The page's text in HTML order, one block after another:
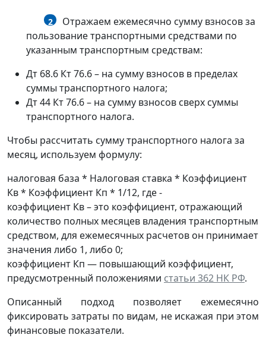
2
Отражаем ежемесячно сумму взносов за
пользование транспортными средствами по
указанным транспортным средствам:
Дт 68.6 Кт 76.6 – на сумму взносов в пределах
суммы транспортного налога;
Дт 44 Кт 76.6 – на сумму взносов сверх суммы
транспортного налога.
Чтобы рассчитать сумму транспортного налога за
месяц, используем формулу:
налоговая база * Налоговая ставка * Коэффициент
Кв * Коэффициент Кп * 1/12, где -
коэффициент Кв – это коэффициент, отражающий
количество полных месяцев владения транспортным
средством, для ежемесячных расчетов он принимает
значения либо 1, либо 0;
коэффициент Кп — повышающий коэффициент,
предусмотренный положениями статьи 362 НК РФ.
Описанный подход позволяет ежемесячно
фиксировать затраты по видам, не искажая при этом
финансовые показатели.